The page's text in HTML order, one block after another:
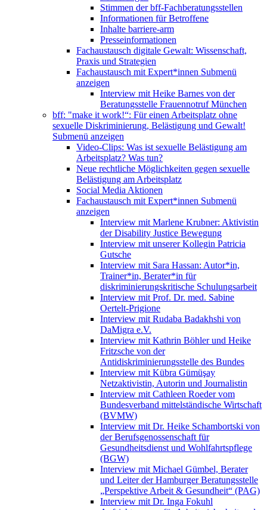
Stimmen der bff-Fachberatungsstellen
Informationen für Betroffene
Inhalte barriere-arm
Presseinformationen
Fachaustausch digitale Gewalt: Wissenschaft,
Praxis und Strategien
Fachaustausch mit Expert*innen Submenü
anzeigen
Interview mit Heike Barnes von der
Beratungsstelle Frauennotruf München
bff: "make it work!“: Für einen Arbeitsplatz ohne
sexuelle Diskriminierung, Belästigung und Gewalt!
Submenü anzeigen
Video-Clips: Was ist sexuelle Belästigung am
Arbeitsplatz? Was tun?
Neue rechtliche Möglichkeiten gegen sexuelle
Belästigung am Arbeitsplatz
Social Media Aktionen
Fachaustausch mit Expert*innen Submenü
anzeigen
Interview mit Marlene Krubner: Aktivistin
der Disability Justice Bewegung
Interview mit unserer Kollegin Patricia
Gutsche
Interview mit Sara Hassan: Autor*in,
Trainer*in, Berater*in für
diskriminierungskritische Schulungsarbeit
Interview mit Prof. Dr. med. Sabine
Oertelt-Prigione
Interview mit Rudaba Badakhshi von
DaMigra e.V.
Interview mit Kathrin Böhler und Heike
Fritzsche von der
Antidiskriminierungsstelle des Bundes
Interview mit Kübra Gümüşay
Netzaktivistin, Autorin und Journalistin
Interview mit Cathleen Roeder vom
Bundesverband mittelständische Wirtschaft
(BVMW)
Interview mit Dr. Heike Schambortski von
der Berufsgenossenschaft für
Gesundheitsdienst und Wohlfahrtspflege
(BGW)
Interview mit Michael Gümbel, Berater
und Leiter der Hamburger Beratungsstelle
„Perspektive Arbeit & Gesundheit“ (PAG)
Interview mit Dr. Inga Fokuhl